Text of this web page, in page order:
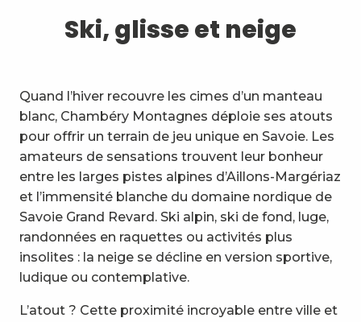
1 Ski, glisse et neige
3 Expérience Trail
4 Cyclisme
5 VTT en Bauges
6
Autres activités de pleine
nature
7 Visites, culture et patrimoine
8 Vignobles
Ski, glisse et neige
Quand l’hiver recouvre les cimes d’un manteau
blanc, Chambéry Montagnes déploie ses atouts
pour offrir un terrain de jeu unique en Savoie. Les
amateurs de sensations trouvent leur bonheur
entre les larges pistes alpines d’Aillons-Margériaz
et l’immensité blanche du domaine nordique de
Savoie Grand Revard. Ski alpin, ski de fond, luge,
randonnées en raquettes ou activités plus
insolites : la neige se décline en version sportive,
ludique ou contemplative.
L’atout ? Cette proximité incroyable entre ville et